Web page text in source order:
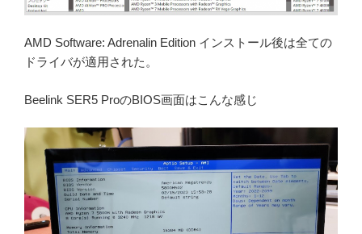
AMD Software: Adrenalin Edition インストール後は全ての
ドライバが適用された。
Beelink SER5 ProのBIOS画面はこんな感じ